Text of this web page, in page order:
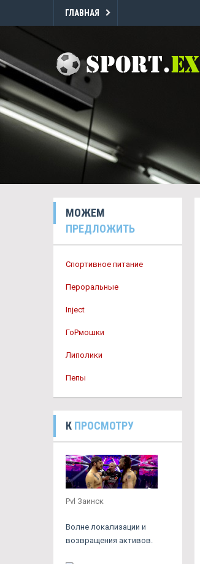
ГЛАВНАЯ
МОЖЕМ
ПРЕДЛОЖИТЬ
Спортивное питание
Пероральные
Inject
ГоРмошки
Липолики
Пепы
К ПРОСМОТРУ
Pvl Заинск
Волне локализации и
возвращения активов.